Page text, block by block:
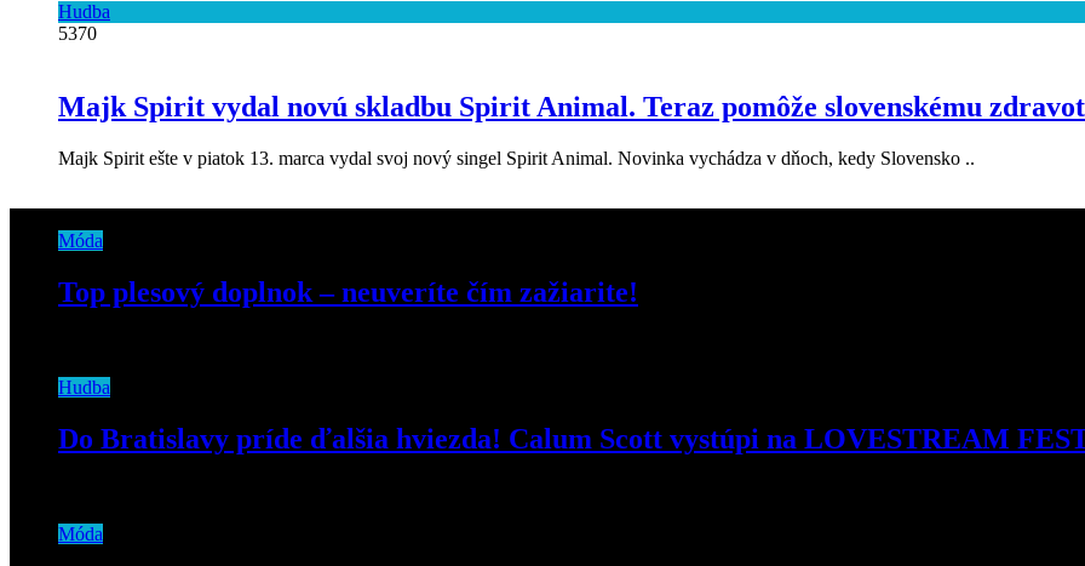
Hudba
5370
Majk Spirit vydal novú skladbu Spirit Animal. Teraz pomôže slovenskému
Majk Spirit ešte v piatok 13. marca vydal svoj nový singel Spirit Animal. Novinka vychádza v dňoch, kedy Slovensko ..
Móda
Top plesový doplnok – neuveríte čím zažiarite!
Hudba
Do Bratislavy príde ďalšia hviezda! Calum Scott vystúpi na LOVESTREAM
Móda